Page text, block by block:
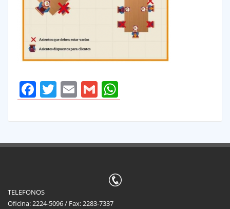
Facebook
Twitter
Email
GmailWhatsApp
TELEFONOS
Oficina: 2224-5096 / Fax: 2283-7337